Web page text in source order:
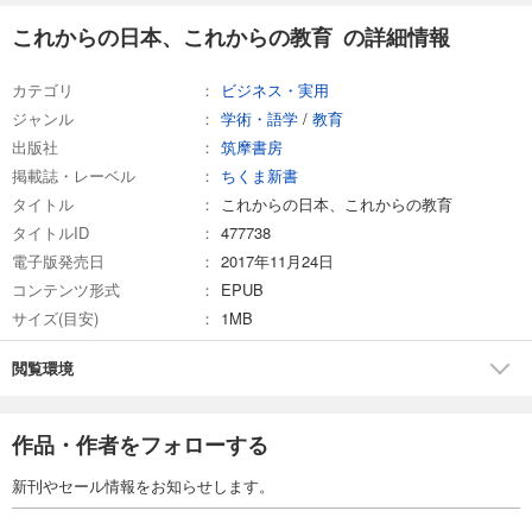
これからの日本、これからの教育 の詳細情報
カテゴリ
ビジネス・実用
ジャンル
学術・語学 / 教育
出版社
筑摩書房
掲載誌・レーベル
ちくま新書
タイトル
これからの日本、これからの教育
タイトルID
477738
電子版発売日
2017年11月24日
コンテンツ形式
EPUB
サイズ(目安)
1MB
閲覧環境
作品・作者をフォローする
新刊やセール情報をお知らせします。